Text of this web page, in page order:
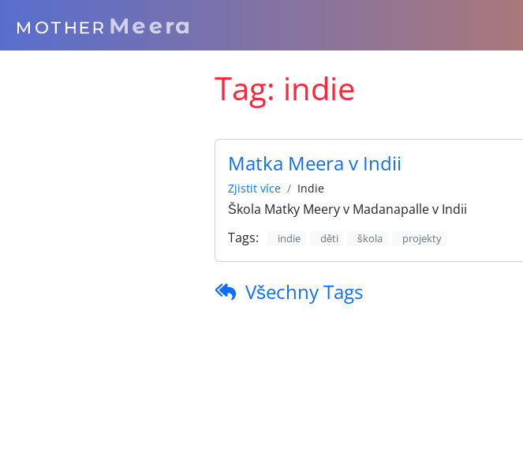
Tag: indie
Matka Meera v Indii
Zjistit více Indie
Škola Matky Meery v Madanapalle v Indii
Tags:
indie děti škola projekty
Všechny Tags